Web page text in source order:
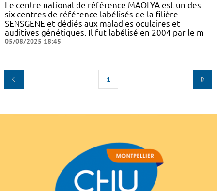
Le centre national de référence MAOLYA est un des
six centres de référence labélisés de la filière
SENSGENE et dédiés aux maladies oculaires et
auditives génétiques. Il fut labélisé en 2004 par le m
05/08/2025 18:45
1